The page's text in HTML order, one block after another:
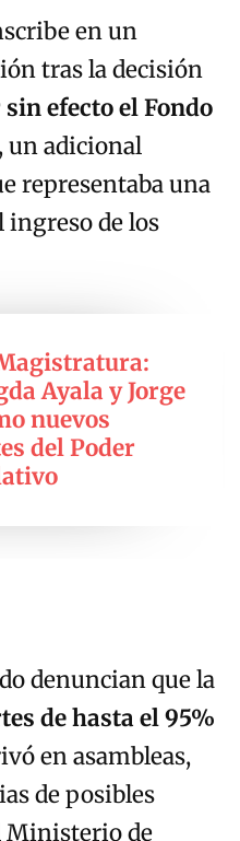
en un
tras la decisión
efecto el Fondo
, un adicional
representaba una
de los
Ayala y Jorge
nuevos
del Poder
denuncian que la
de hasta el 95%
en asambleas,
de posibles
Ministerio de